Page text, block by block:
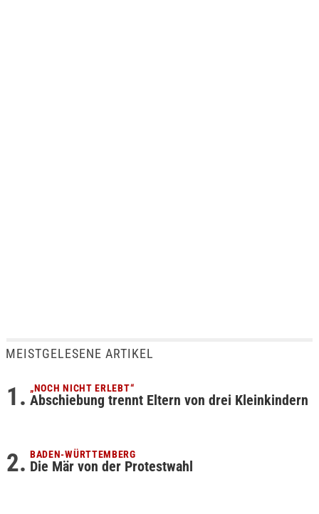
MEISTGELESENE ARTIKEL
„NOCH NICHT ERLEBT“
Abschiebung trennt Eltern von drei Kleinkindern
BADEN-WÜRTTEMBERG
Die Mär von der Protestwahl